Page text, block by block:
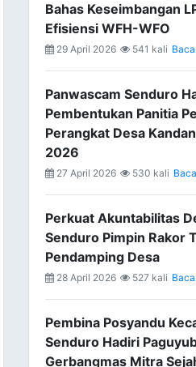
Bahas Keseimbangan
Efisiensi WFH-WFO
29 April 2026 541 kali
Panwascam Senduro
Pembentukan Panitia
Perangkat Desa
2026
27 April 2026 530 kali
Perkuat Akuntabilitas
Senduro Pimpin Rakor
Pendamping Desa
28 April 2026 527 kali
Pembina Posyandu
Senduro Hadiri
Gerbangmas Mitra